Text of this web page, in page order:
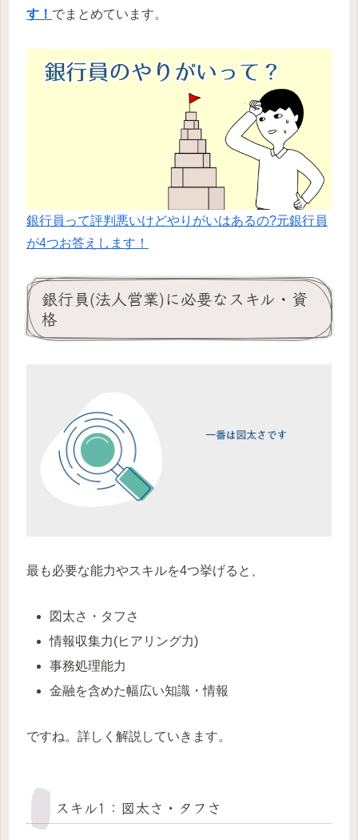
す！ でまとめています。
銀行員って評判悪いけどやりがいはあるの?元銀行員
が4つお答えします！
銀行員(法人営業)に必要なスキル・資
格
最も必要な能力やスキルを4つ挙げると、
図太さ・タフさ
情報収集力(ヒアリング力)
事務処理能力
金融を含めた幅広い知識・情報
ですね。詳しく解説していきます。
スキル1：図太さ・タフさ